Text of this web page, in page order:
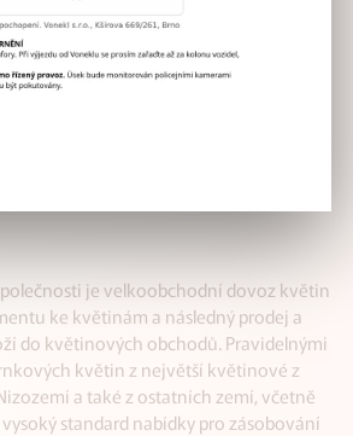
je velkoobchodní dovoz květin
ke květinám a následný prodej a
do květinových obchodů. Pravidelnými
květin z největší květinové z
a také z ostatních zemí, včetně
standard nabídky pro zásobování